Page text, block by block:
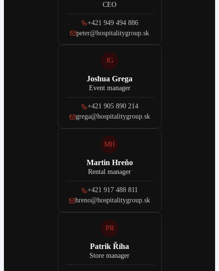
CEO
+421 949 494 886
peter@hospitalitygroup.sk
JG
Joshua Grega
Event manager
+421 905 890 214
grega@hospitalitygroup.sk
MH
Martin Hreňo
Rental manager
+421 917 488 811
hreno@hospitalitygroup.sk
PR
Patrik Říha
Store manager